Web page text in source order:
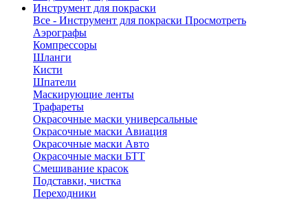
Инструмент для покраски
Все - Инструмент для покраски Просмотреть
Аэрографы
Компрессоры
Шланги
Кисти
Шпатели
Маскирующие ленты
Трафареты
Окрасочные маски универсальные
Окрасочные маски Авиация
Окрасочные маски Авто
Окрасочные маски БТТ
Смешивание красок
Подставки, чистка
Переходники